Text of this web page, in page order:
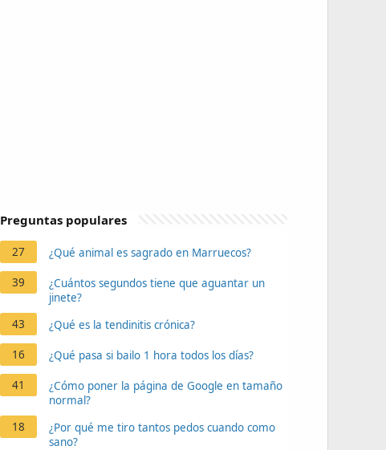
Preguntas populares
27 ¿Qué animal es sagrado en Marruecos?
39
¿Cuántos segundos tiene que aguantar un
jinete?
43
¿Qué es la tendinitis crónica?
16 ¿Qué pasa si bailo 1 hora todos los días?
41
¿Cómo poner la página de Google en tamaño
normal?
18
¿Por qué me tiro tantos pedos cuando como
sano?